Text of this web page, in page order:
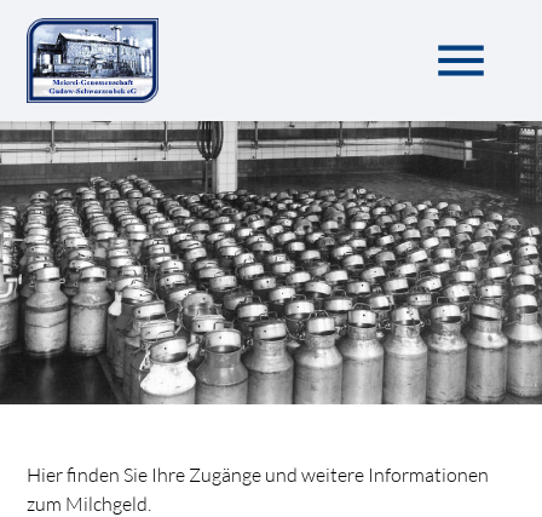
menu
Hier finden Sie Ihre Zugänge und weitere Informationen
zum Milchgeld.